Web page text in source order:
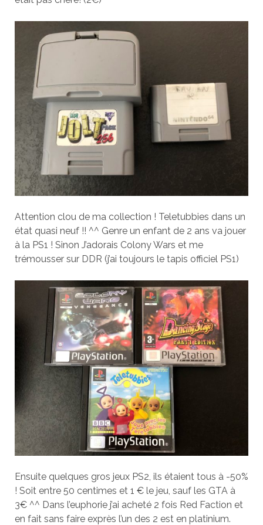
Attention clou de ma collection ! Teletubbies dans un
état quasi neuf !! ^^ Genre un enfant de 2 ans va jouer
à la PS1 ! Sinon J’adorais Colony Wars et me
trémousser sur DDR (j’ai toujours le tapis officiel PS1)
Ensuite quelques gros jeux PS2, ils étaient tous à -50%
! Soit entre 50 centimes et 1 € le jeu, sauf les GTA à
3€ ^^ Dans l’euphorie j’ai acheté 2 fois Red Faction et
en fait sans faire exprès l’un des 2 est en platinium.